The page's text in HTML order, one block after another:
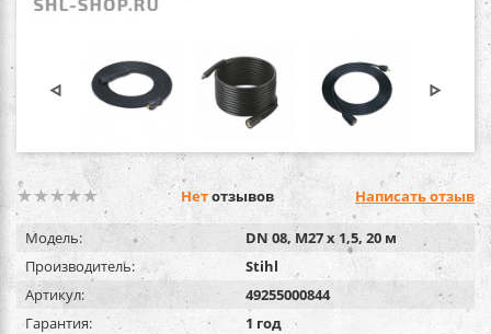
Нетотзывов Написать отзыв
Модель:
DN 08, M27 x 1,5, 20 м
Производитель:
Stihl
Артикул:
49255000844
Гарантия:
1 год